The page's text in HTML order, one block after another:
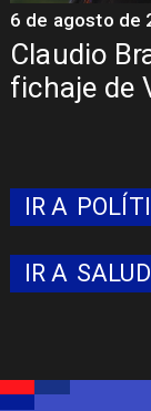
Colo:
5 de agosto de
IR A
IR A SALUD